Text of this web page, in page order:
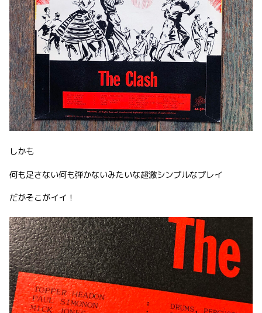
しかも
何も足さない何も弾かないみたいな超激シンプルなプレイ
だがそこがイイ！